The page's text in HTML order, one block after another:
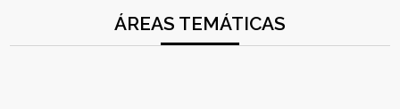
ÁREAS TEMÁTICAS